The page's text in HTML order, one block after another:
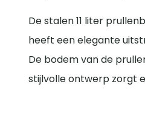
De stalen 11 liter
heeft een elegante
De bodem van de
stijlvolle ontwerp zorgt